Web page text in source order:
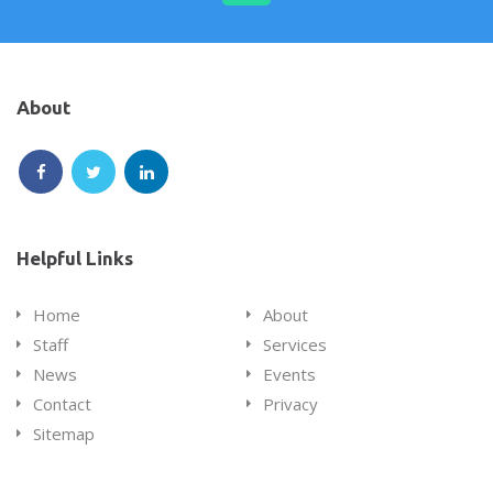
FacebookGoogleLinkedinTwitter
About
Follow
on
Follow
on
Follow
Helpful Links
Home
About
Staff
Services
News
Events
Contact
Privacy
Sitemap